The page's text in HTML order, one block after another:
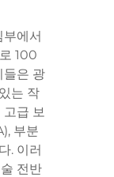
에서
100
들은 광
는 작
고급 보
부분
. 이러
전반